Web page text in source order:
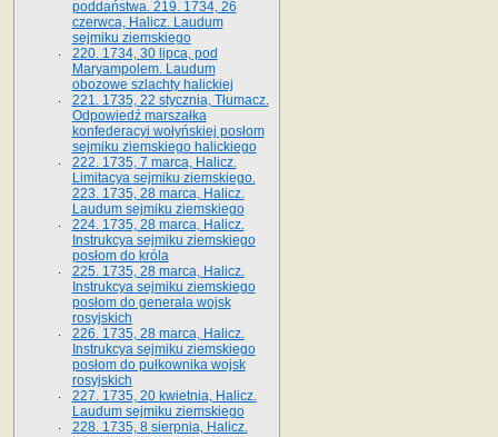
poddaństwa. 219. 1734, 26
czerwca, Halicz. Laudum
sejmiku ziemskiego
220. 1734, 30 lipca, pod
Maryampolem. Laudum
obozowe szlachty halickiej
221. 1735, 22 stycznia, Tłumacz.
Odpowiedź marszałka
konfederacyi wołyńskiej posłom
sejmiku ziemskiego halickiego
222. 1735, 7 marca, Halicz.
Limitacya sejmiku ziemskiego.
223. 1735, 28 marca, Halicz.
Laudum sejmiku ziemskiego
224. 1735, 28 marca, Halicz.
Instrukcya sejmiku ziemskiego
posłom do króla
225. 1735, 28 marca, Halicz.
Instrukcya sejmiku ziemskiego
posłom do generała wojsk
rosyjskich
226. 1735, 28 marca, Halicz.
Instrukcya sejmiku ziemskiego
posłom do pułkownika wojsk
rosyjskich
227. 1735, 20 kwietnia, Halicz.
Laudum sejmiku ziemskiego
228. 1735, 8 sierpnia, Halicz.